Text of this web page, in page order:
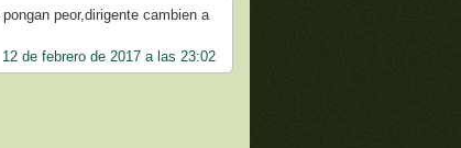
peor,dirigente cambien a
12 de febrero de 2017 a las 23:02